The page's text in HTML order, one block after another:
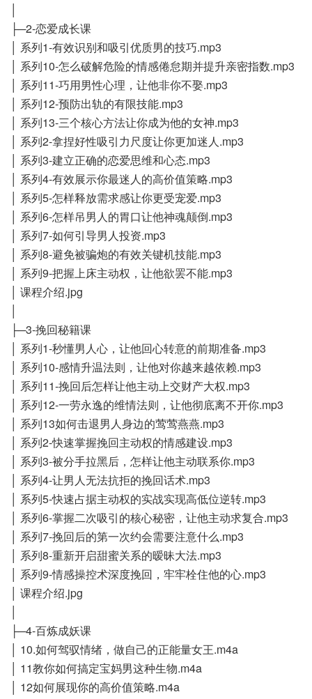
├─2-恋爱成长课
│ 系列1-有效识别和吸引优质男的技巧.mp3
│ 系列10-怎么破解危险的情感倦怠期并提升亲密指数.mp3
│ 系列11-巧用男性心理，让他非你不娶.mp3
│ 系列12-预防出轨的有限技能.mp3
│ 系列13-三个核心方法让你成为他的女神.mp3
│ 系列2-拿捏好性吸引力尺度让你更加迷人.mp3
│ 系列3-建立正确的恋爱思维和心态.mp3
│ 系列4-有效展示你最迷人的高价值策略.mp3
│ 系列5-怎样释放需求感让你更受宠爱.mp3
│ 系列6-怎样吊男人的胃口让他神魂颠倒.mp3
│ 系列7-如何引导男人投资.mp3
│ 系列8-避免被骗炮的有效关键机技能.mp3
│ 系列9-把握上床主动权，让他欲罢不能.mp3
│ 课程介绍.jpg
├─3-挽回秘籍课
│ 系列1-秒懂男人心，让他回心转意的前期准备.mp3
│ 系列10-感情升温法则，让他对你越来越依赖.mp3
│ 系列11-挽回后怎样让他主动上交财产大权.mp3
│ 系列12-一劳永逸的维情法则，让他彻底离不开你.mp3
│ 系列13如何击退男人身边的莺莺燕燕.mp3
│ 系列2-快速掌握挽回主动权的情感建设.mp3
│ 系列3-被分手拉黑后，怎样让他主动联系你.mp3
│ 系列4-让男人无法抗拒的挽回话术.mp3
│ 系列5-快速占据主动权的实战实现高低位逆转.mp3
│ 系列6-掌握二次吸引的核心秘密，让他主动求复合.mp3
│ 系列7-挽回后的第一次约会需要注意什么.mp3
│ 系列8-重新开启甜蜜关系的暧昧大法.mp3
│ 系列9-情感操控术深度挽回，牢牢栓住他的心.mp3
│ 课程介绍.jpg
├─4-百炼成妖课
│ 10.如何驾驭情绪，做自己的正能量女王.m4a
│ 11教你如何搞定宝妈男这种生物.m4a
│ 12如何展现你的高价值策略.m4a